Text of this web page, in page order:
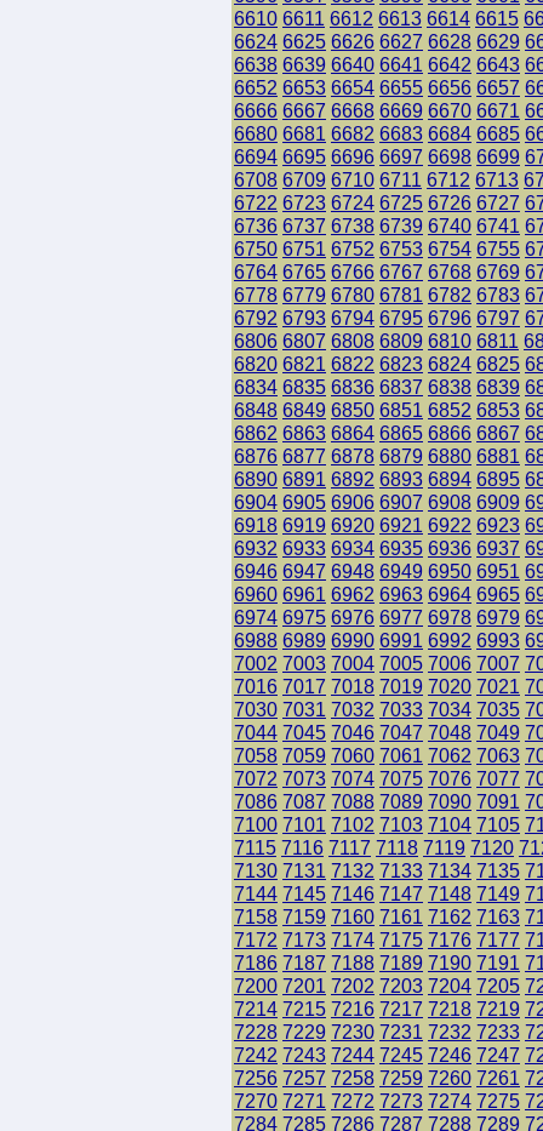
6610 6611 6612 6613 6614 6615
6624 6625 6626 6627 6628 6629
6638 6639 6640 6641 6642 6643
6652 6653 6654 6655 6656 6657
6666 6667 6668 6669 6670 6671
6680 6681 6682 6683 6684 6685
6694 6695 6696 6697 6698 6699
6708 6709 6710 6711 6712 6713
6722 6723 6724 6725 6726 6727
6736 6737 6738 6739 6740 6741
6750 6751 6752 6753 6754 6755
6764 6765 6766 6767 6768 6769
6778 6779 6780 6781 6782 6783
6792 6793 6794 6795 6796 6797
6806 6807 6808 6809 6810 6811
6820 6821 6822 6823 6824 6825
6834 6835 6836 6837 6838 6839
6848 6849 6850 6851 6852 6853
6862 6863 6864 6865 6866 6867
6876 6877 6878 6879 6880 6881
6890 6891 6892 6893 6894 6895
6904 6905 6906 6907 6908 6909
6918 6919 6920 6921 6922 6923
6932 6933 6934 6935 6936 6937
6946 6947 6948 6949 6950 6951
6960 6961 6962 6963 6964 6965
6974 6975 6976 6977 6978 6979
6988 6989 6990 6991 6992 6993
7002 7003 7004 7005 7006 7007
7016 7017 7018 7019 7020 7021
7030 7031 7032 7033 7034 7035
7044 7045 7046 7047 7048 7049
7058 7059 7060 7061 7062 7063
7072 7073 7074 7075 7076 7077
7086 7087 7088 7089 7090 7091
7100 7101 7102 7103 7104 7105
7115 7116 7117 7118 7119 7120
7130 7131 7132 7133 7134 7135
7144 7145 7146 7147 7148 7149
7158 7159 7160 7161 7162 7163
7172 7173 7174 7175 7176 7177
7186 7187 7188 7189 7190 7191
7200 7201 7202 7203 7204 7205
7214 7215 7216 7217 7218 7219
7228 7229 7230 7231 7232 7233
7242 7243 7244 7245 7246 7247
7256 7257 7258 7259 7260 7261
7270 7271 7272 7273 7274 7275
7284 7285 7286 7287 7288 7289